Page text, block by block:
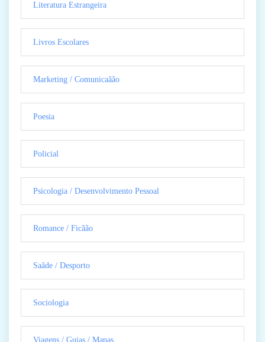
Literatura Estrangeira
Livros Escolares
Marketing / Comunicaãão
Poesia
Policial
Psicologia / Desenvolvimento Pessoal
Romance / Ficãão
Saãde / Desporto
Sociologia
Viagens / Guias / Mapas